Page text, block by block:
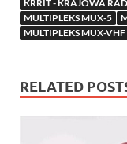
KRRIT - KRAJOWA
MULTIPLEKS MUX-5
MULTIPLEKS MUX-VHF
RELATED